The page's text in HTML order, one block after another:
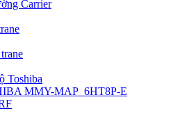
Carrier
Toshiba
MMY-MAP_6HT8P-E